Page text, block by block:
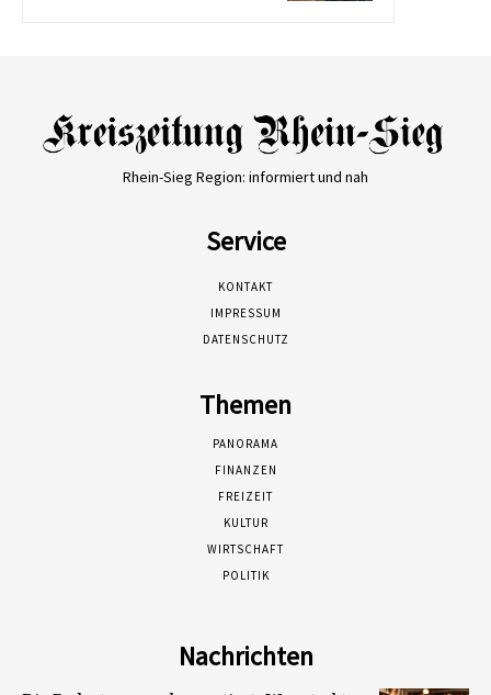
Rhein-Sieg Region: informiert und nah
Service
KONTAKT
IMPRESSUM
DATENSCHUTZ
Themen
PANORAMA
FINANZEN
FREIZEIT
KULTUR
WIRTSCHAFT
POLITIK
Nachrichten